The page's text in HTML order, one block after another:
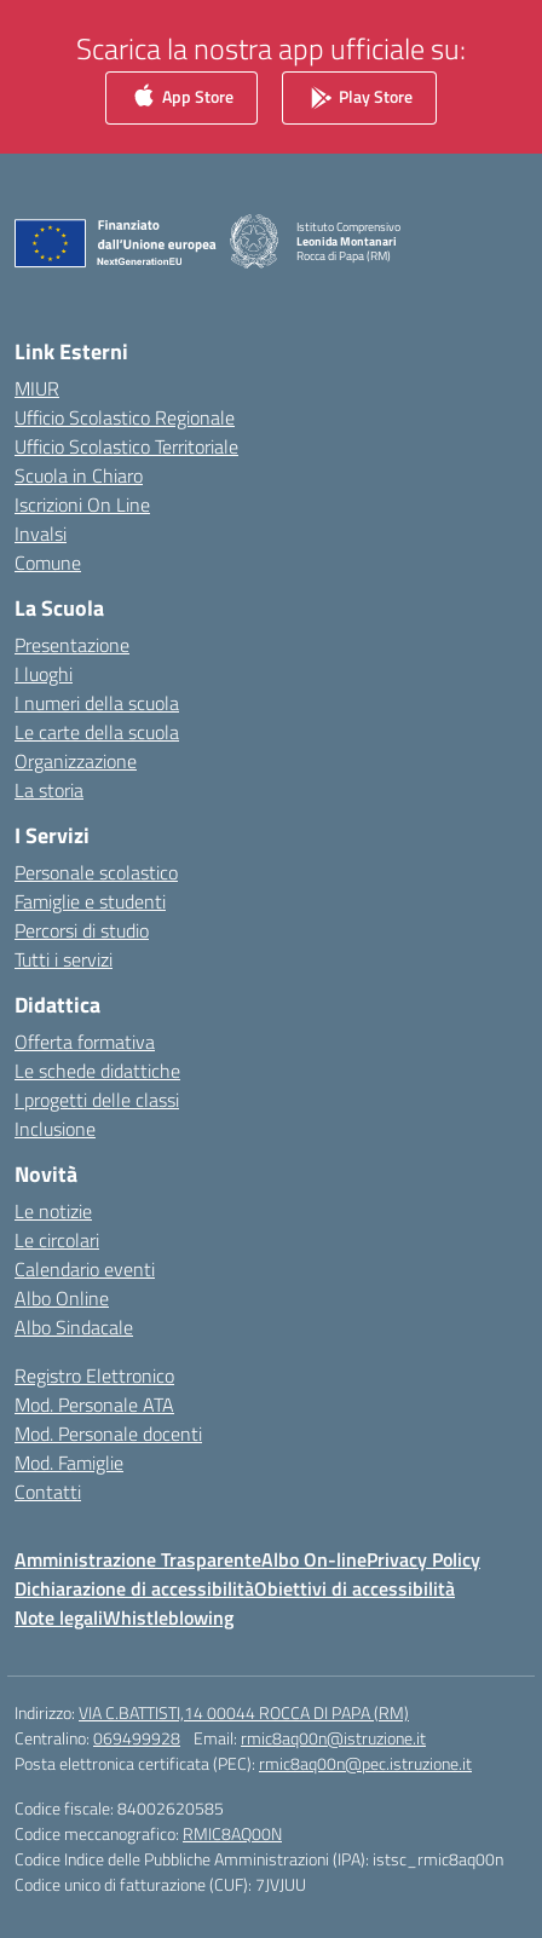
Scarica la nostra app ufficiale su:
App Store Play Store
Istituto Comprensivo
Leonida Montanari
Rocca di Papa (RM)
— Visita la pagina iniziale della scuola
Link Esterni
MIUR
Ufficio Scolastico Regionale
Ufficio Scolastico Territoriale
Scuola in Chiaro
Iscrizioni On Line
Invalsi
Comune
La Scuola
Presentazione
I luoghi
I numeri della scuola
Le carte della scuola
Organizzazione
La storia
I Servizi
Personale scolastico
Famiglie e studenti
Percorsi di studio
Tutti i servizi
Didattica
Offerta formativa
Le schede didattiche
I progetti delle classi
Inclusione
Novità
Le notizie
Le circolari
Calendario eventi
Albo Online
Albo Sindacale
Registro Elettronico
Mod. Personale ATA
Mod. Personale docenti
Mod. Famiglie
Contatti
Amministrazione TrasparenteAlbo On-linePrivacy Policy
Dichiarazione di accessibilitàObiettivi di accessibilità
Note legaliWhistleblowing
Indirizzo:VIA C.BATTISTI,14 00044 ROCCA DI PAPA (RM)
Centralino:069499928 Email: rmic8aq00n@istruzione.it
Posta elettronica certificata (PEC): rmic8aq00n@pec.istruzione.it
Codice fiscale: 84002620585
Codice meccanografico: RMIC8AQ00N
Codice Indice delle Pubbliche Amministrazioni (IPA): istsc_rmic8aq00n
Codice unico di fatturazione (CUF): 7JVJUU